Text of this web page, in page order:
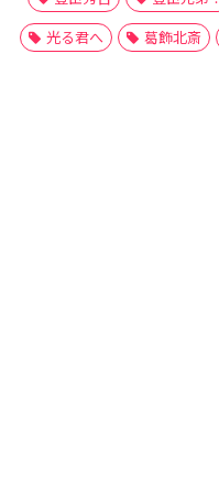
光る君へ
葛飾北斎